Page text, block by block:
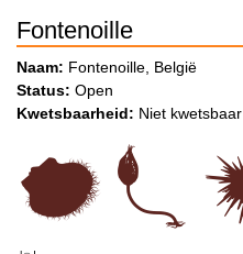
Fontenoille
Naam: Fontenoille, België
Status: Open
Kwetsbaarheid: Niet kwetsbaar